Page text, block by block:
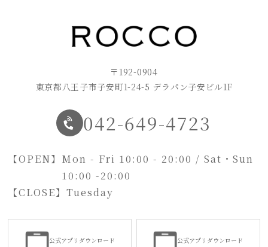
〒192-0904
東京都八王子市子安町1-24-5 デラパン子安ビル1F
042-649-4723
【OPEN】 Mon - Fri 10:00 - 20:00 / Sat・Sun
10:00 -20:00
【CLOSE】Tuesday
公式アプリダウンロード 公式アプリダウンロード